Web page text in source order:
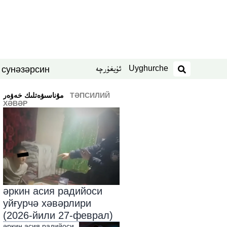
нәзәрсин ئۇيغۇرچە Uyghurche
издәш
ТӘПСИЛИЙ
ХӘВӘР
әркин асия радийоси
уйғурчә хәвәрлири
(2026-йили 27-феврал)